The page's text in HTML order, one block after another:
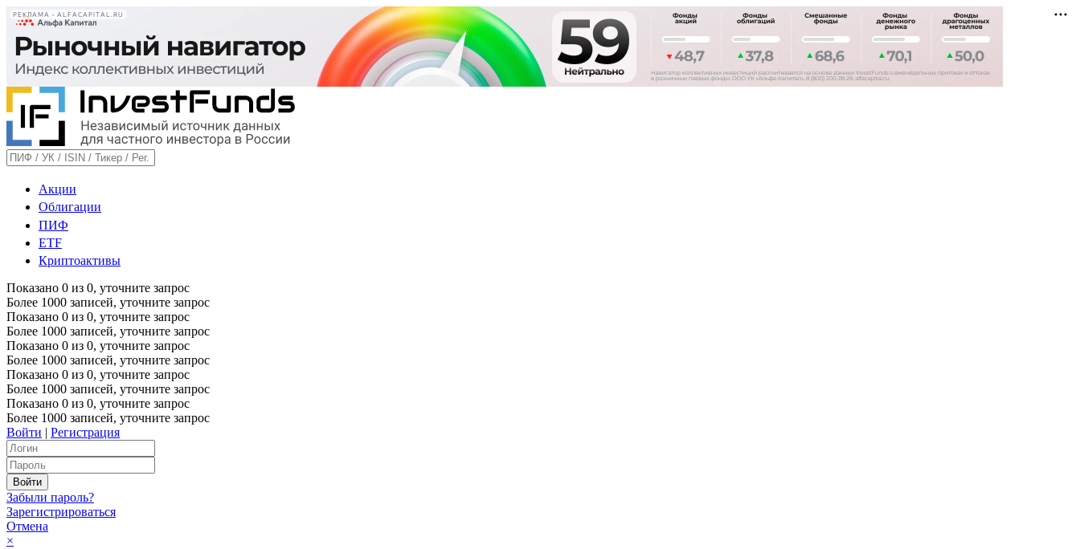
РЕКЛАМА • ALFACAPITAL.RU
Акции
Облигации
ПИФ
ETF
Криптоактивы
Показано 0 из 0, уточните запрос
Более 1000 записей, уточните запрос
Показано 0 из 0, уточните запрос
Более 1000 записей, уточните запрос
Показано 0 из 0, уточните запрос
Более 1000 записей, уточните запрос
Показано 0 из 0, уточните запрос
Более 1000 записей, уточните запрос
Показано 0 из 0, уточните запрос
Более 1000 записей, уточните запрос
Войти | Регистрация
Забыли пароль?
Зарегистрироваться
Отмена
×